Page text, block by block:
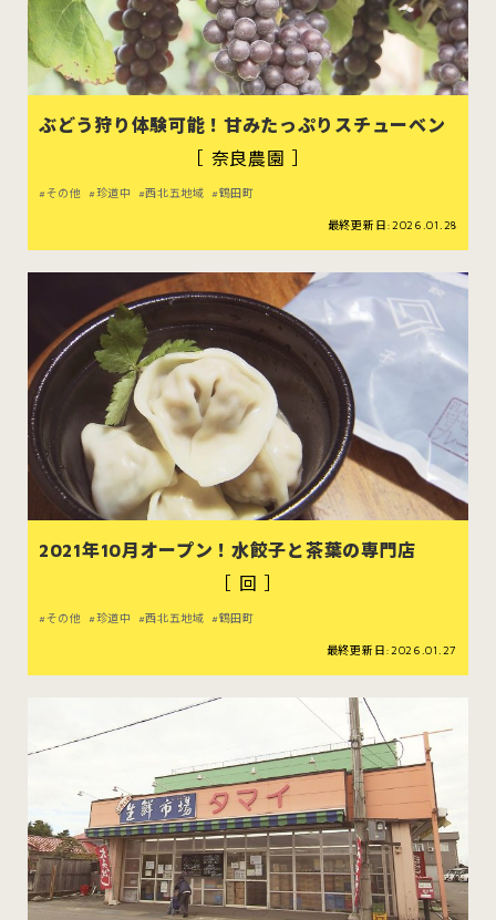
ぶどう狩り体験可能！甘みたっぷりスチューベン
［ 奈良農園 ］
その他 珍道中 西北五地域 鶴田町
最終更新日:2026.01.28
2021年10月オープン！水餃子と茶葉の専門店
［ 回 ］
その他 珍道中 西北五地域 鶴田町
最終更新日:2026.01.27